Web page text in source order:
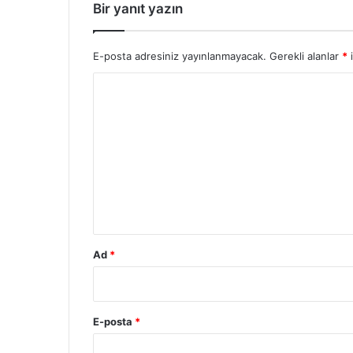
Bir yanıt yazın
E-posta adresiniz yayınlanmayacak. Gerekli alanlar *
Ad *
E-posta *